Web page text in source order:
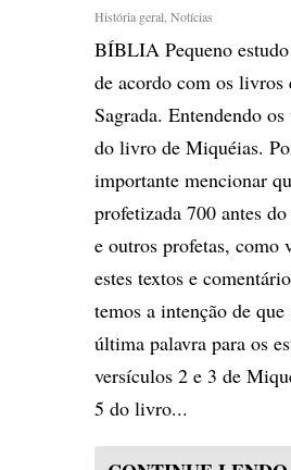
História geral ,Notícias
BÍBLIA Pequeno
de acordo com os
Sagrada. Entendendo
do livro de Miquéias.
importante mencionar
profetizada 700 antes
e outros profetas, como
estes textos e
temos a intenção de
última palavra para os
versículos 2 e 3 de
5 do livro...